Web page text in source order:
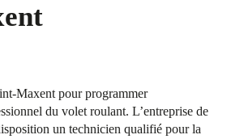
Maxent pour programmer
du volet roulant. L’entreprise de
un technicien qualifié pour la